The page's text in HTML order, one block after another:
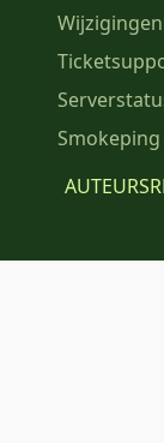
Smokeping